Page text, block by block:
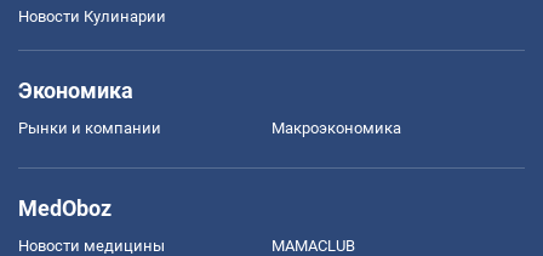
Новости Кулинарии
Экономика
Рынки и компании Mакроэкономика
MedOboz
Новости медицины MAMACLUB